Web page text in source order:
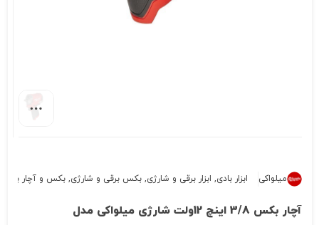
میلواکی ابزار بادی, ابزار برقی و شارژی,بکس برقی و شارژی,بکس و آچار بادی
آچار بکس 3/8 اینچ 12ولت شارژی میلواکی مدل